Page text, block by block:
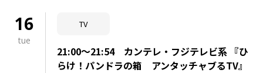
16
tue
TV
21:00～21:54 カンテレ・フジテレビ系 『ひ
らけ！パンドラの箱 アンタッチャブるTV』